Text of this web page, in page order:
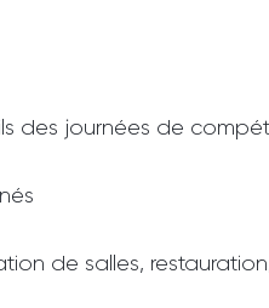
des journées de
de salles,